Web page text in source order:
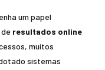
um papel
resultados online
muitos
sistemas